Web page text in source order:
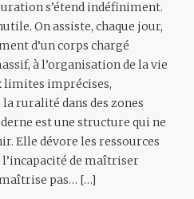
s’étend indéfiniment.
On assiste, chaque jour,
d’un corps chargé
à l’organisation de la vie
limites imprécises,
ruralité dans des zones
est une structure qui ne
Elle dévore les ressources
l’incapacité de maîtriser
pas… […]